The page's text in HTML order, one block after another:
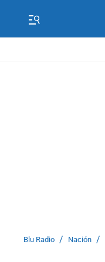
Blu Radio / Nación /